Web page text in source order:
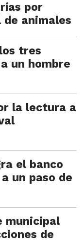
por
animales
tres
un hombre
la lectura a
el banco
un paso de
municipal
de